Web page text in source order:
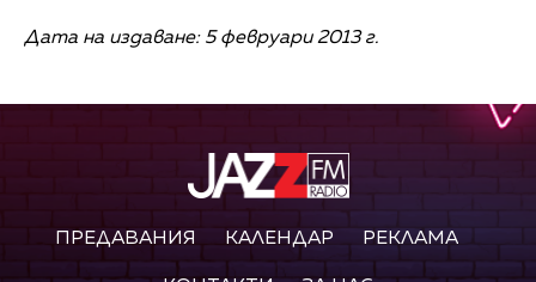
Дата на издаване: 5 февруари 2013 г.
ПРЕДАВАНИЯ КАЛЕНДАР РЕКЛАМА